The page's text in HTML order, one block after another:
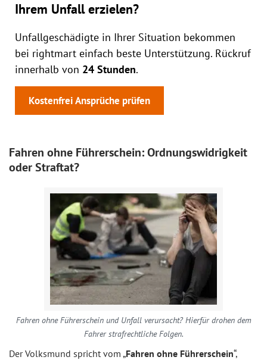
Ihrem Unfall erzielen?
Unfallgeschädigte in Ihrer Situation bekommen
bei rightmart einfach beste Unterstützung. Rückruf
innerhalb von 24 Stunden.
Kostenfrei Ansprüche prüfen
Fahren ohne Führerschein: Ordnungswidrigkeit
oder Straftat?
Fahren ohne Führerschein und Unfall verursacht? Hierfür drohen dem
Fahrer strafrechtliche Folgen.
Der Volksmund spricht vom „Fahren ohne Führerschein“,